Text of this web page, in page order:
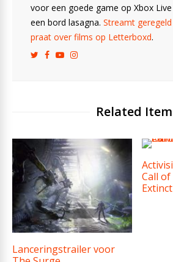
voor een goede game op Xbox
een bord lasagna. Streamt
praat over films op Letterboxd.
Related
Lanceringstrailer voor
Call